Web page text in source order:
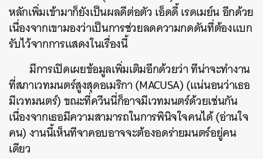
หลักเพิ่มเข้ามาก็ยังเป็นผลดีต่อตัว เอ็ดดี้ เรดเมย์น อีกด้วย
เนื่องจากเขามองว่าเป็นการช่วยลดความกดดันที่ต้องแบก
รับไว้จากการแสดงในเรื่องนี้
มีการเปิดเผยข้อมูลเพิ่มเติมอีกด้วยว่า ทีน่าจะทำงาน
ที่สภาเวทมนตร์สูงสุดอเมริกา (MACUSA) (แน่นอนว่าเธอ
มีเวทมนตร์) ขณะที่ควีนนี่ก็อาจมีเวทมนตร์ด้วยเช่นกัน
เนื่องจากเธอมีความสามารถในการพินิจใจคนได้ (อ่านใจ
คน) งานนี้เห็นทีจาคอบอาจจะต้องอดร่ายมนตร์อยู่คน
เดียว